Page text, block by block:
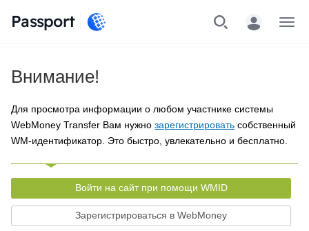
Passport
Внимание!
Для просмотра информации о любом участнике системы
WebMoney Transfer Вам нужно зарегистрировать собственный
WM-идентификатор. Это быстро, увлекательно и бесплатно.
Войти на сайт при помощи WMID
Зарегистрироваться в WebMoney